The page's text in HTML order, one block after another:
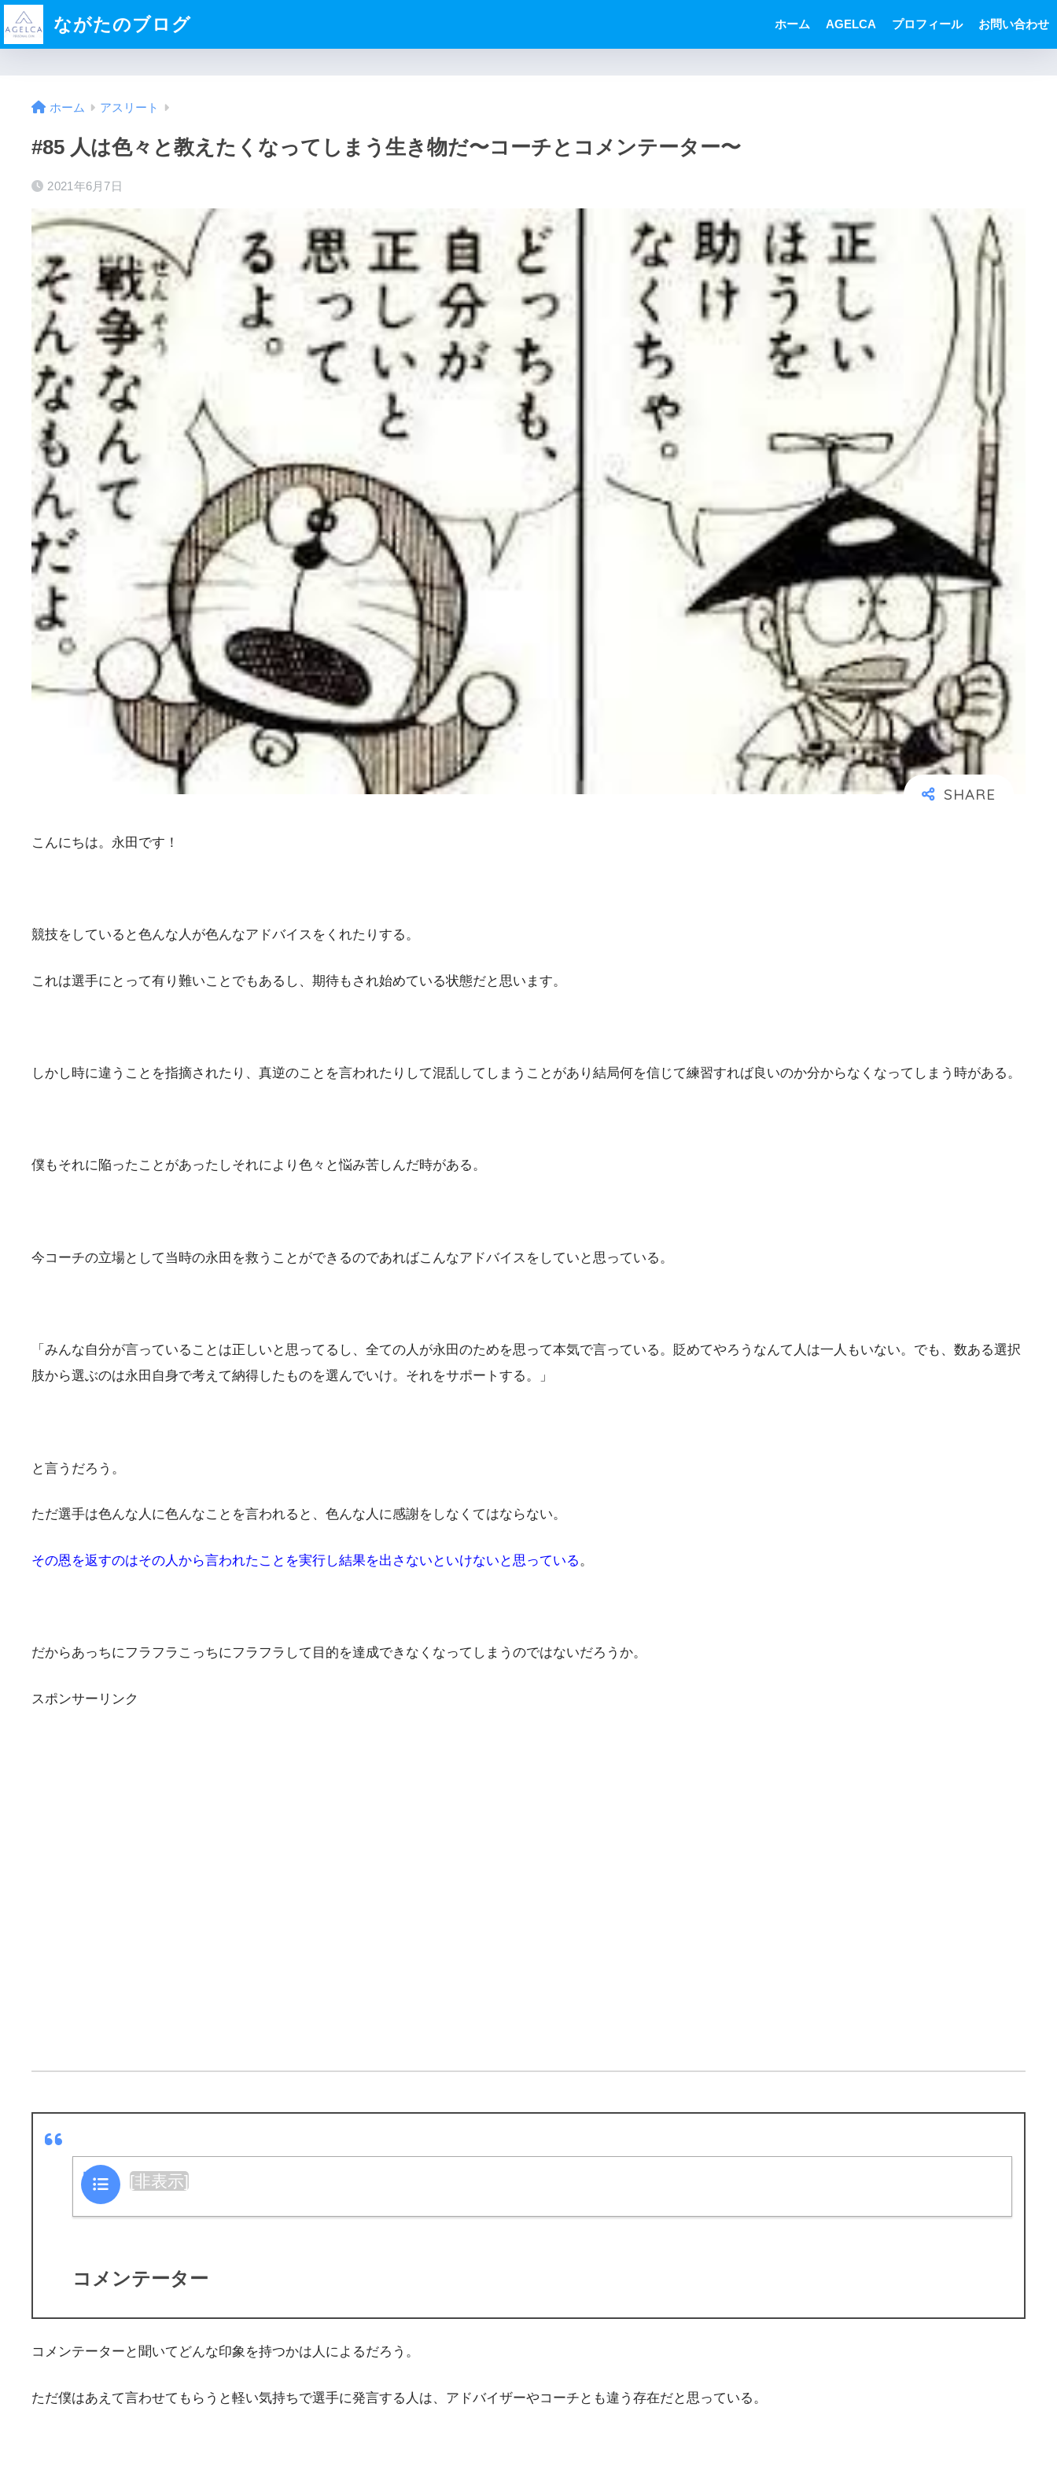
ながたのブログ ホーム AGELCA プロフィール お問い合わせ
ホーム アスリート
#85 人は色々と教えたくなってしまう生き物だ〜コーチとコメンテーター〜
2021年6月7日
こんにちは。永田です！
競技をしていると色んな人が色んなアドバイスをくれたりする。
これは選手にとって有り難いことでもあるし、期待もされ始めている状態だと思います。
しかし時に違うことを指摘されたり、真逆のことを言われたりして混乱してしまうことがあり結局何を信じて練習すれば良いのか分からなくなってしまう時がある。
僕もそれに陥ったことがあったしそれにより色々と悩み苦しんだ時がある。
今コーチの立場として当時の永田を救うことができるのであればこんなアドバイスをしていと思っている。
「みんな自分が言っていることは正しいと思ってるし、全ての人が永田のためを思って本気で言っている。貶めてやろうなんて人は一人もいない。でも、数ある選択
肢から選ぶのは永田自身で考えて納得したものを選んでいけ。それをサポートする。」
と言うだろう。
ただ選手は色んな人に色んなことを言われると、色んな人に感謝をしなくてはならない。
その恩を返すのはその人から言われたことを実行し結果を出さないといけないと思っている。
だからあっちにフラフラこっちにフラフラして目的を達成できなくなってしまうのではないだろうか。
スポンサーリンク
目次 [非表示]
コメンテーター
コメンテーターと聞いてどんな印象を持つかは人によるだろう。
ただ僕はあえて言わせてもらうと軽い気持ちで選手に発言する人は、アドバイザーやコーチとも違う存在だと思っている。